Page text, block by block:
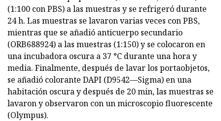
(1:100 con PBS) a las muestras y se refrigeró durante
24 h. Las muestras se lavaron varias veces con PBS,
mientras que se añadió anticuerpo secundario
(ORB688924) a las muestras (1:150) y se colocaron en
una incubadora oscura a 37 °C durante una hora y
media. Finalmente, después de lavar los portaobjetos,
se añadió colorante DAPI (D9542—Sigma) en una
habitación oscura y después de 20 min, las muestras se
lavaron y observaron con un microscopio fluorescente
(Olympus).